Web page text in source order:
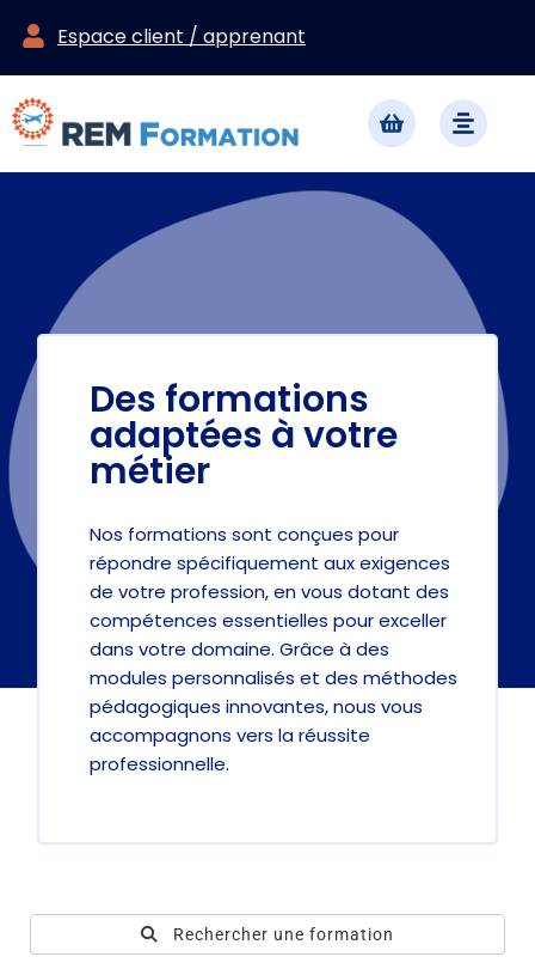
Espace client / apprenant
Des formations
adaptées à votre
métier
Nos formations sont conçues pour
répondre spécifiquement aux exigences
de votre profession, en vous dotant des
compétences essentielles pour exceller
dans votre domaine. Grâce à des
modules personnalisés et des méthodes
pédagogiques innovantes, nous vous
accompagnons vers la réussite
professionnelle.
Rechercher une formation